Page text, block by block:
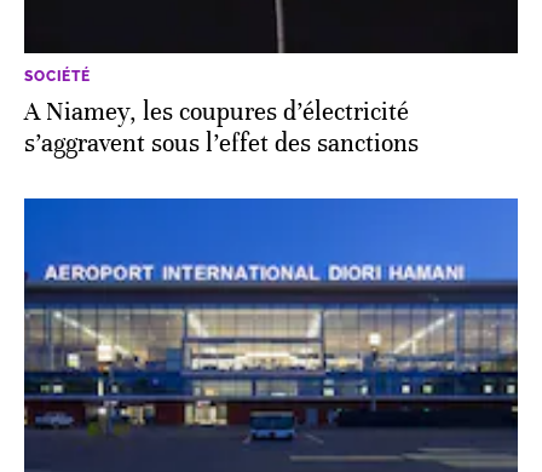
SOCIÉTÉ
A Niamey, les coupures d’électricité
s’aggravent sous l’effet des sanctions